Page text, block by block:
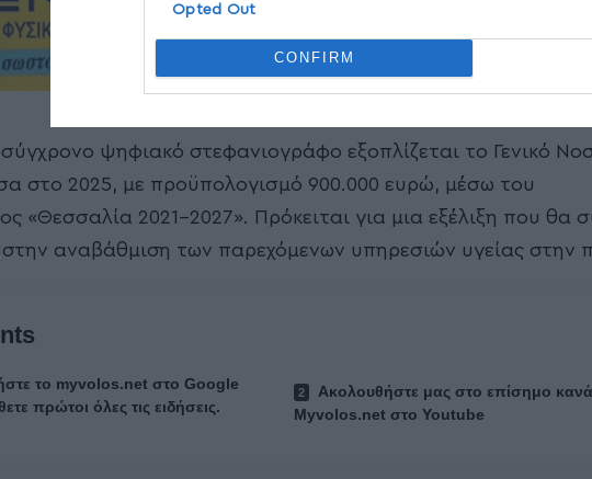
Opted Out
CONFIRM
ψηφιακό στεφανιογράφο εξοπλίζεται το Γενικό
στο 2025, με προϋπολογισμό 900.000 ευρώ, μέσω του
«Θεσσαλία 2021-2027». Πρόκειται για μια εξέλιξη που θα
στην αναβάθμιση των παρεχόμενων υπηρεσιών υγείας στην
το myvolos.net στο Google
πρώτοι όλες τις ειδήσεις.
Ακολουθήστε μας στο επίσημο
Myvolos.net στο Youtube